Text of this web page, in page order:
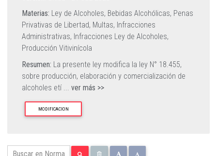
Materias: Ley de Alcoholes, Bebidas Alcohólicas, Penas
Privativas de Libertad, Multas, Infracciones
Administrativas, Infracciones Ley de Alcoholes,
Producción Vitivinícola
Resumen: La presente ley modifica la ley N° 18.455,
sobre producción, elaboración y comercialización de
alcoholes etí ... ver más >>
MODIFICACION